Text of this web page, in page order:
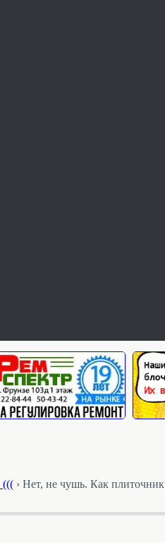
((( › Нет, не чушь. Как плиточник